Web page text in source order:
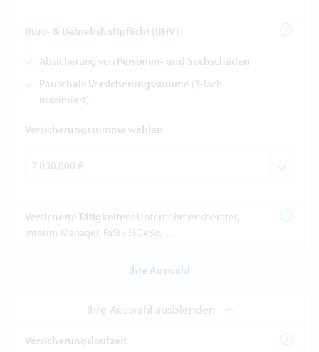
Büro- & Betriebshaftpflicht (BHV)
Absicherung von Personen- und Sachschäden
Pauschale Versicherungssumme (3-fach
maximiert)
Versicherungssumme wählen
Versicherte Tätigkeiten: Unternehmensberater,
Interim Manager, FaSi / SiGeKo, …
Ihre Auswahl
Ihre Auswahl ausblenden
Versicherungslaufzeit